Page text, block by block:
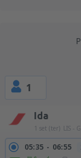
1
Ida
1 set (ter) LIS -
05:35 06:55